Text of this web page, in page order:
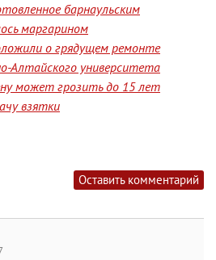
барнаульским
маргарином
о грядущем ремонте
Алтайского университета
может грозить до 15 лет
взятки
Оставить комментарий